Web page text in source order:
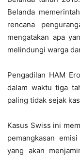
Belanda
rencana
mengatakan apa
melindungi warga
Pengadilan HAM
dalam waktu tiga
paling tidak sejak
Kasus Swiss ini
pemangkasan
yang akan